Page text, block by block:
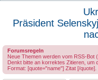
Präsident
Forumsregeln
Neue Themen werden vom RSS-Bot
Denkt bitte an korrektes Zitieren, um
Format: [quote="name"] Zitat [/